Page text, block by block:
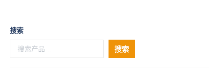
搜索
搜索